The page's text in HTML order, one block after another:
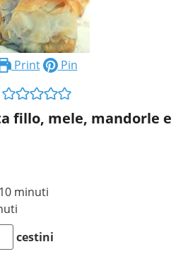
Print Pin
fillo, mele, mandorle e
10 minuti
cestini